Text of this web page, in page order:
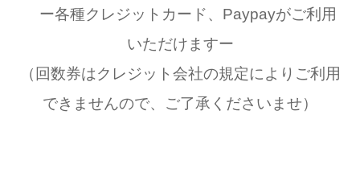
ー各種クレジットカード、Paypayがご利用
いただけますー
（回数券はクレジット会社の規定によりご利用
できませんので、ご了承くださいませ）